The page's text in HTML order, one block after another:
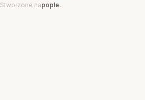
Stworzone napople.